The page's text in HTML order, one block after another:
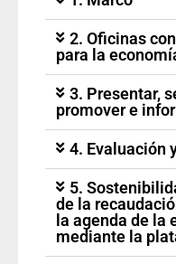
2. Oficinas
para la
3. Presentar,
promover e
4. Evaluación
5.
de la
la agenda de la
mediante la